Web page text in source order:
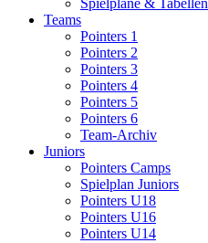
Spielpläne & Tabellen
Teams
Pointers 1
Pointers 2
Pointers 3
Pointers 4
Pointers 5
Pointers 6
Team-Archiv
Juniors
Pointers Camps
Spielplan Juniors
Pointers U18
Pointers U16
Pointers U14